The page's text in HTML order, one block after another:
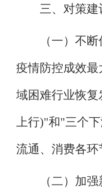
三、对策建
（一）不
疫情防控成效
域困难行业恢
上行)"和"三个
流通、消费各环
（二）加